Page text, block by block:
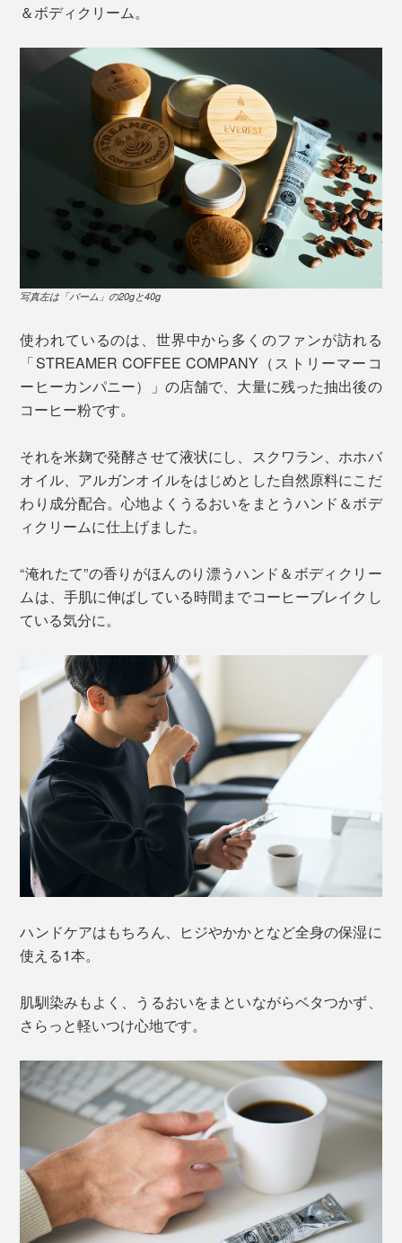
＆ボディクリーム。
写真左は「バーム」の20gと40g
使われているのは、世界中から多くのファンが訪れる
「STREAMER COFFEE COMPANY（ストリーマーコ
ーヒーカンパニー）」の店舗で、大量に残った抽出後の
コーヒー粉です。
それを米麹で発酵させて液状にし、スクワラン、ホホバ
オイル、アルガンオイルをはじめとした自然原料にこだ
わり成分配合。心地よくうるおいをまとうハンド＆ボデ
ィクリームに仕上げました。
“淹れたて”の香りがほんのり漂うハンド＆ボディクリー
ムは、手肌に伸ばしている時間までコーヒーブレイクし
ている気分に。
ハンドケアはもちろん、ヒジやかかとなど全身の保湿に
使える1本。
肌馴染みもよく、うるおいをまといながらベタつかず、
さらっと軽いつけ心地です。